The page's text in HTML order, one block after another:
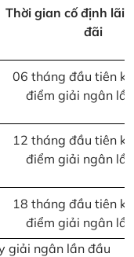
Thời gian cố định lãi
đãi
06 tháng đầu tiên
điểm giải ngân
12 tháng đầu tiên
điểm giải ngân
18 tháng đầu tiên
điểm giải ngân
giải ngân lần đầu